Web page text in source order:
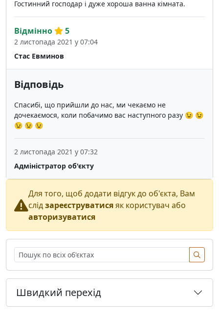
Гостинний господар і дуже хороша ванна кімната.
Стас Евминов
Відмінно 5
2 листопада 2021 у 07:04
Відповідь
Спасибі, що прийшли до нас, ми чекаємо не
дочекаємося, коли побачимо вас наступного разу 😉 😉
😉 😉 😉
Адміністратор об'єкту
2 листопада 2021 у 07:32
Для того, щоб додати відгук до об'єкта, Вам
слідзареєструватисяяк користувач або
авторизуватися
Швидкий перехід